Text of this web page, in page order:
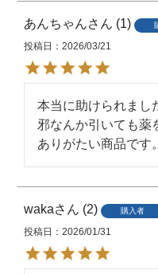
あんちゃん 1
投稿日
2026/03/21
本当に助けられまし
邪なんか引いても薬
ありがたい商品です。
waka 2 購入者
投稿日
2026/01/31